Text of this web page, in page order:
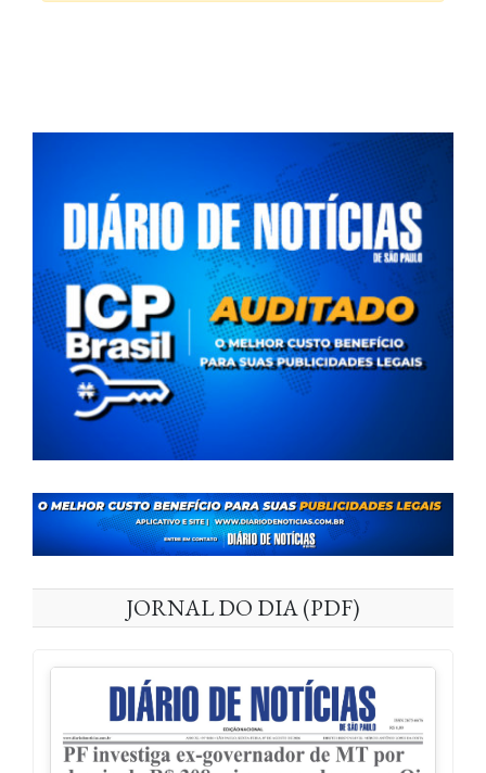
JORNAL DO DIA (PDF)